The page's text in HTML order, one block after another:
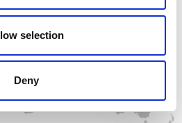
selection
Deny